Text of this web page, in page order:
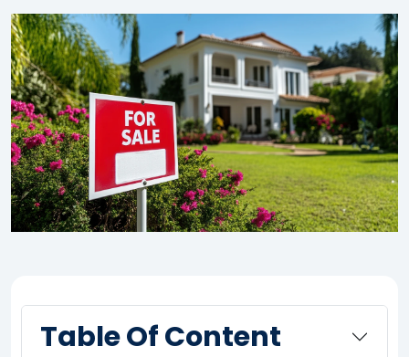
Table Of Content